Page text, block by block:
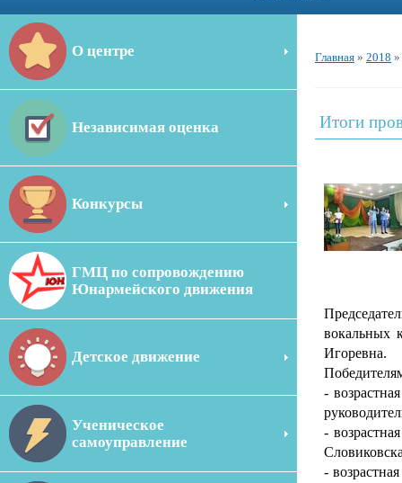
О центре
Независимая оценка
Конкурсы
ГМЦ по сопровождению
Юнармейского движения
Детское движение
Ученическое
самоуправление
Главная » 2018 »
Итоги
вокальных
Игоревна.
-
-
-